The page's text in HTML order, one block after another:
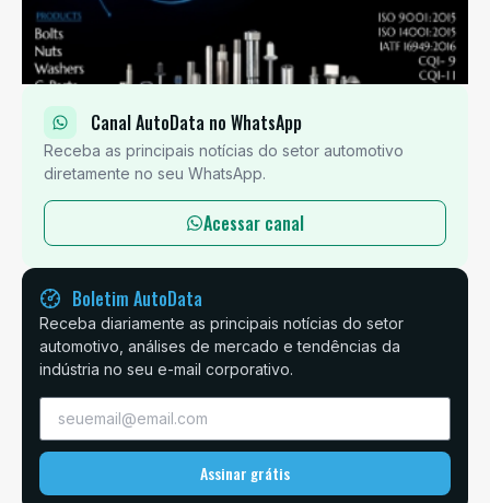
Canal AutoData no WhatsApp
Receba as principais notícias do setor automotivo
diretamente no seu WhatsApp.
Acessar canal
Boletim AutoData
Receba diariamente as principais notícias do setor
automotivo, análises de mercado e tendências da
indústria no seu e-mail corporativo.
Assinar grátis